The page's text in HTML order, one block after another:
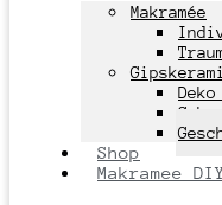
Makramée
Shop
Makramee